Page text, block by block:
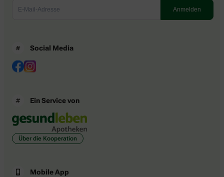
Social Media
Ein Service von
Über die Kooperation
Mobile App